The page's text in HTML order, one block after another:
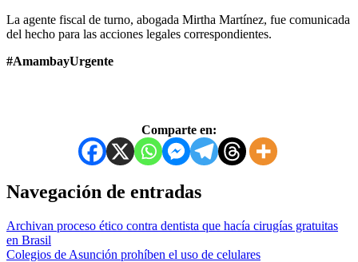
La agente fiscal de turno, abogada Mirtha Martínez, fue comunicada
del hecho para las acciones legales correspondientes.
#AmambayUrgente
Comparte en:
Navegación de entradas
Archivan proceso ético contra dentista que hacía cirugías gratuitas
en Brasil
Colegios de Asunción prohíben el uso de celulares